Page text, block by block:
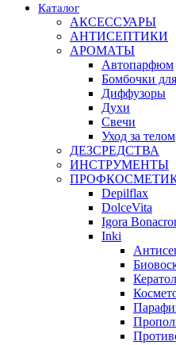
Каталог
АКСЕССУАРЫ
АНТИСЕПТИКИ
АРОМАТЫ
Автопарфюм
Бомбочки
Диффузоры
Духи
Свечи
Уход за телом
ДЕЗСРЕДСТВА
ИНСТРУМЕНТЫ
Depilflax
DolceVita
Igora
Inki